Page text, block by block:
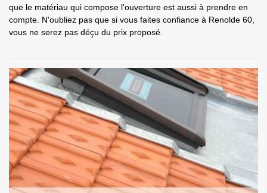
que le matériau qui compose l'ouverture est aussi à prendre en
compte. N'oubliez pas que si vous faites confiance à Renolde 60,
vous ne serez pas déçu du prix proposé.